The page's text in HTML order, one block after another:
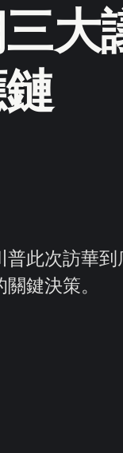
大
此次訪華
鍵決策。